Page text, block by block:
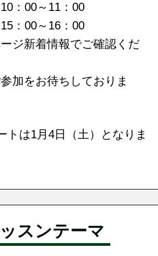
：00～11：00
～16：00
着情報でご確認くだ
お待ちしておりま
は1月4日（土）となりま
スンテーマ